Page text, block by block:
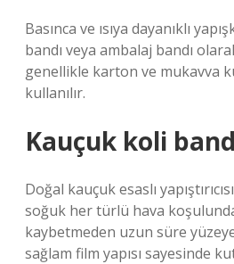
Basınca ve ısıya dayanıklı
bandı veya ambalaj bandı
genellikle karton ve mukavva
kullanılır.
Kauçuk koli
Doğal kauçuk esaslı
soğuk her türlü hava
kaybetmeden uzun süre
sağlam film yapısı sayesinde